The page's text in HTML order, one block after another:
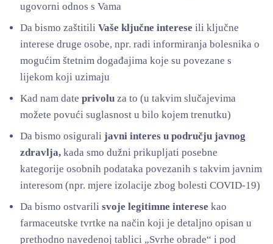
ugovorni odnos s Vama
Da bismo zaštitiliVaše ključne intereseili ključne
interese druge osobe, npr. radi informiranja bolesnika o
mogućim štetnim događajima koje su povezane s
lijekom koji uzimaju
Kad nam dateprivolu za to (u takvim slučajevima
možete povući suglasnost u bilo kojem trenutku)
Da bismo osiguralijavni interes u području javnog
zdravlja,kada smo dužni prikupljati posebne
kategorije osobnih podataka povezanih s takvim javnim
interesom (npr. mjere izolacije zbog bolesti COVID-19)
Da bismo ostvarilisvoje legitimne interese kao
farmaceutske tvrtke na način koji je detaljno opisan u
prethodno navedenoj tablici „Svrhe obrade“ i pod